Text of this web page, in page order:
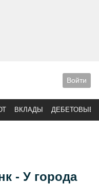
Войти
ВКЛАДЫ ДЕБЕТОВЫЕ
- У города